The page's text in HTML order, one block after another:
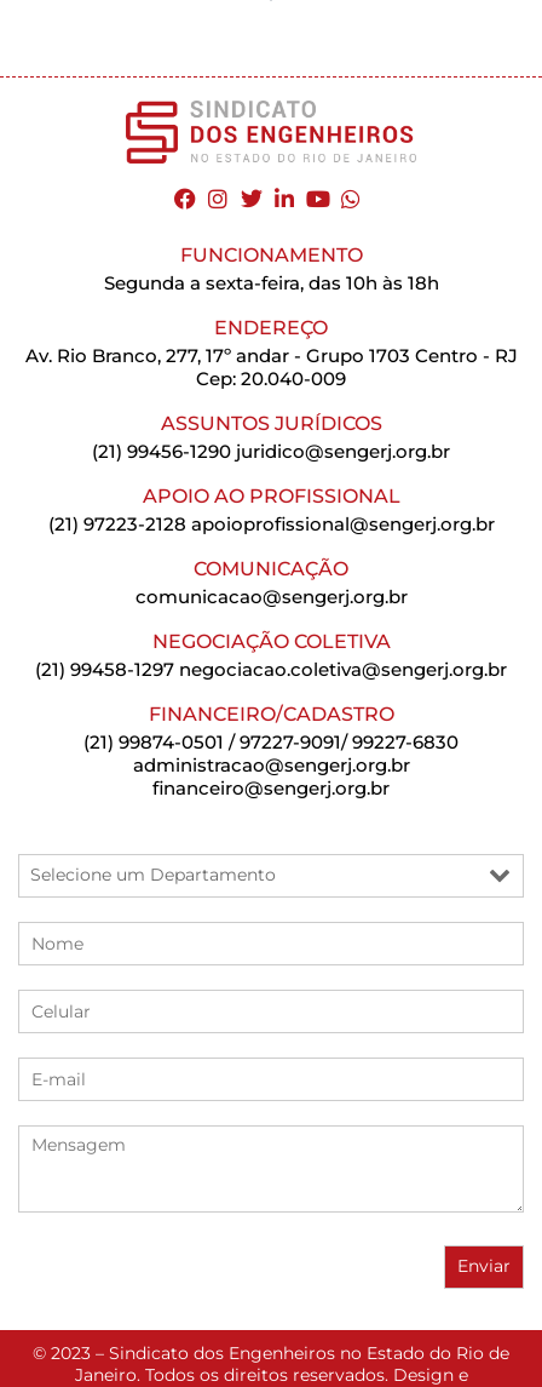
FUNCIONAMENTO
Segunda a sexta-feira, das 10h às 18h
ENDEREÇO
Av. Rio Branco, 277, 17º andar - Grupo 1703 Centro - RJ
Cep: 20.040-009
ASSUNTOS JURÍDICOS
(21) 99456-1290 juridico@sengerj.org.br
APOIO AO PROFISSIONAL
(21) 97223-2128 apoioprofissional@sengerj.org.br
COMUNICAÇÃO
comunicacao@sengerj.org.br
NEGOCIAÇÃO COLETIVA
(21) 99458-1297 negociacao.coletiva@sengerj.org.br
FINANCEIRO/CADASTRO
(21) 99874-0501 / 97227-9091/ 99227-6830
administracao@sengerj.org.br
financeiro@sengerj.org.br
© 2023 – Sindicato dos Engenheiros no Estado do Rio de
Janeiro. Todos os direitos reservados. Design e